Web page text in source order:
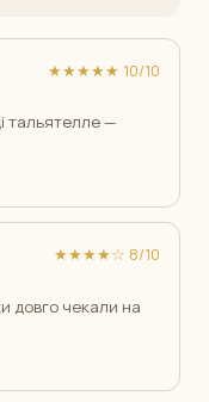
★★★★★ 10/10
тальятелле —
★★★★☆ 8/10
довго чекали на